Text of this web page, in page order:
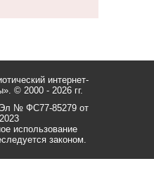
интернет-
© 2000 - 2026 гг.
№ ФС77-85279 от
использование
законом.